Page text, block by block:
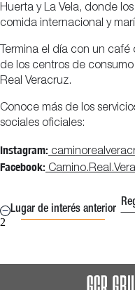
Huerta y La Vela, donde
comida internacional y
Termina el día con un
de los centros de
Real Veracruz.
Conoce más de los
sociales oficiales:
Instagram:
Facebook:
Lugar de interés anterior
2